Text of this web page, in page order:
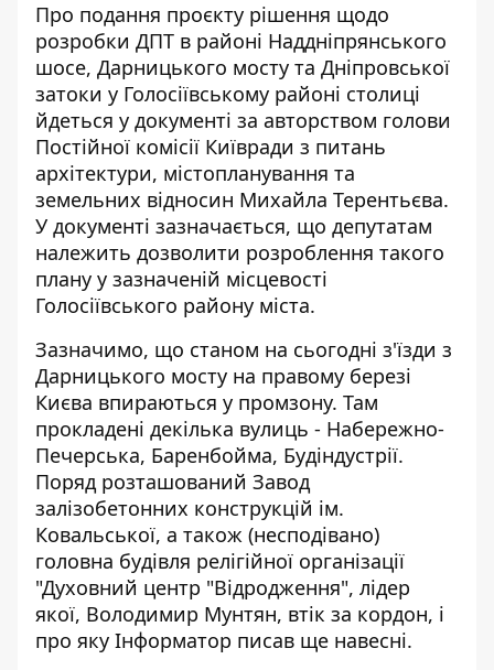
Про подання проєкту рішення щодо
розробки ДПТ в районі Наддніпрянського
шосе, Дарницького мосту та Дніпровської
затоки у Голосіївському районі столиці
йдеться у документі за авторством голови
Постійної комісії Київради з питань
архітектури, містопланування та
земельних відносин Михайла Терентьєва.
У документі зазначається, що депутатам
належить дозволити розроблення такого
плану у зазначеній місцевості
Голосіївського району міста.
Зазначимо, що станом на сьогодні з'їзди з
Дарницького мосту на правому березі
Києва впираються у промзону. Там
прокладені декілька вулиць - Набережно-
Печерська, Баренбойма, Будіндустрії.
Поряд розташований Завод
залізобетонних конструкцій ім.
Ковальської, а також (несподівано)
головна будівля релігійної організації
"Духовний центр "Відродження", лідер
якої, Володимир Мунтян, втік за кордон, і
про яку Інформатор писав ще навесні.